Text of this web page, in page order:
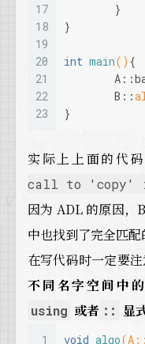
17
18
19
20
21
22
23
	}
}
int main() {
	B::
}
实际上上面的代
call to 'copy'
因为 ADL 的原因，
中也找到了完全匹
在写代码时一定要注
不同名字空间中
using 或者 :: 显
1 void algo